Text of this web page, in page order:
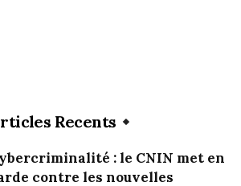
Recents
: le CNIN met en
contre les nouvelles